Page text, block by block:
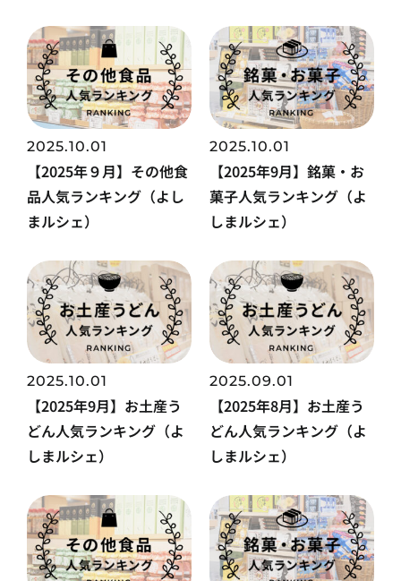
【2025年９月】その他食
品人気ランキング（よし
まルシェ）
2025.10.01
【2025年9月】銘菓・お
菓子人気ランキング（よ
しまルシェ）
2025.10.01
【2025年9月】お土産う
どん人気ランキング（よ
しまルシェ）
2025.10.01
【2025年8月】お土産う
どん人気ランキング（よ
しまルシェ）
2025.09.01